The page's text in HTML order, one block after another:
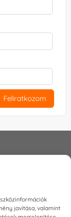
javítása, valamint
Feliratkozom